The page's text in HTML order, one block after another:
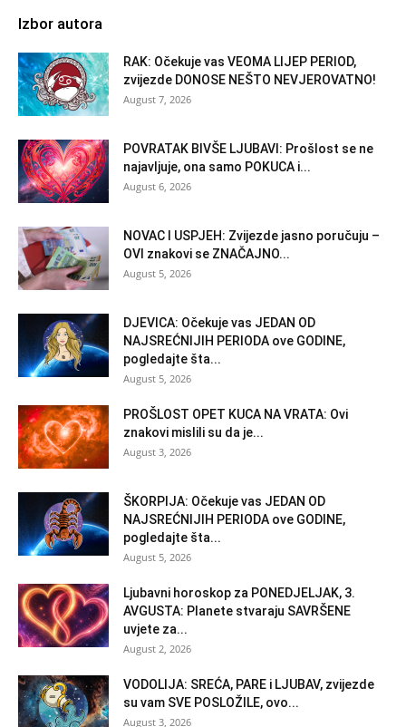
Izbor autora
RAK: Očekuje vas VEOMA LIJEP PERIOD,
zvijezde DONOSE NEŠTO NEVJEROVATNO!
August 7, 2026
POVRATAK BIVŠE LJUBAVI: Prošlost se ne
najavljuje, ona samo POKUCA i...
August 6, 2026
NOVAC I USPJEH: Zvijezde jasno poručuju –
OVI znakovi se ZNAČAJNO...
August 5, 2026
DJEVICA: Očekuje vas JEDAN OD
NAJSREĆNIJIH PERIODA ove GODINE,
pogledajte šta...
August 5, 2026
PROŠLOST OPET KUCA NA VRATA: Ovi
znakovi mislili su da je...
August 3, 2026
ŠKORPIJA: Očekuje vas JEDAN OD
NAJSREĆNIJIH PERIODA ove GODINE,
pogledajte šta...
August 5, 2026
Ljubavni horoskop za PONEDJELJAK, 3.
AVGUSTA: Planete stvaraju SAVRŠENE
uvjete za...
August 2, 2026
VODOLIJA: SREĆA, PARE i LJUBAV, zvijezde
su vam SVE POSLOŽILE, ovo...
August 3, 2026